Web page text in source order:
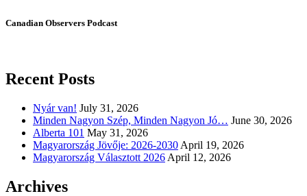
Canadian Observers Podcast
Recent Posts
Nyár van! July 31, 2026
Minden Nagyon Szép, Minden Nagyon Jó… June 30, 2026
Alberta 101 May 31, 2026
Magyarország Jövője: 2026-2030 April 19, 2026
Magyarország Választott 2026 April 12, 2026
Archives